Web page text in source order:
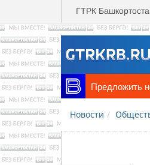
Перейти к основному содержанию
ГТРК
Предложить
Новости